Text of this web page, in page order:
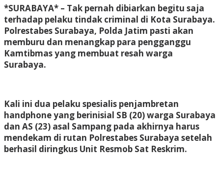
*SURABAYA* – Tak pernah dibiarkan begitu saja
terhadap pelaku tindak criminal di Kota Surabaya.
Polrestabes Surabaya, Polda Jatim pasti akan
memburu dan menangkap para pengganggu
Kamtibmas yang membuat resah warga
Surabaya.
Kali ini dua pelaku spesialis penjambretan
handphone yang berinisial SB (20) warga Surabaya
dan AS (23) asal Sampang pada akhirnya harus
mendekam di rutan Polrestabes Surabaya setelah
berhasil diringkus Unit Resmob Sat Reskrim.